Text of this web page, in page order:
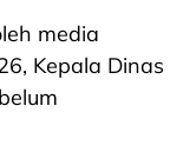
media
Kepala Dinas